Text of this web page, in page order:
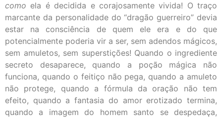
como ela é decidida e corajosamente vivida! O traço
marcante da personalidade do “dragão guerreiro” devia
estar na consciência de quem ele era e do que
potencialmente poderia vir a ser, sem adendos mágicos,
sem amuletos, sem superstições! Quando o ingrediente
secreto desaparece, quando a poção mágica não
funciona, quando o feitiço não pega, quando a amuleto
não protege, quando a fórmula da oração não tem
efeito, quando a fantasia do amor erotizado termina,
quando a imagem do homem santo se despedaça,